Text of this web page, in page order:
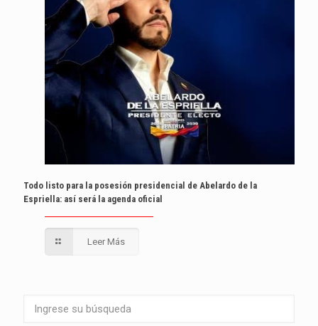
Todo listo para la posesión presidencial de Abelardo de la
Espriella: así será la agenda oficial
Leer Más